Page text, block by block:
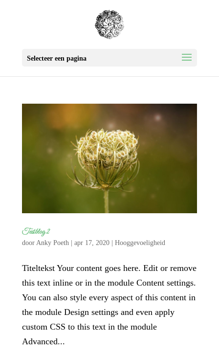
Selecteer een pagina
Testblog 2
door Anky Poeth apr 17, 2020| Hooggevoeligheid
Titeltekst Your content goes here. Edit or remove
this text inline or in the module Content settings.
You can also style every aspect of this content in
the module Design settings and even apply
custom CSS to this text in the module
Advanced...